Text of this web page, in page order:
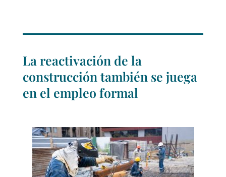
La reactivación de la
construcción también se juega
en el empleo formal